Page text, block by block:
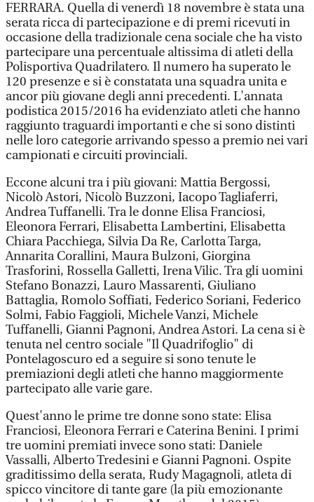
FERRARA. Quella di venerdì 18 novembre è stata una
serata ricca di partecipazione e di premi ricevuti in
occasione della tradizionale cena sociale che ha visto
partecipare una percentuale altissima di atleti della
Polisportiva Quadrilatero. Il numero ha superato le
120 presenze e si è constatata una squadra unita e
ancor più giovane degli anni precedenti. L'annata
podistica 2015/2016 ha evidenziato atleti che hanno
raggiunto traguardi importanti e che si sono distinti
nelle loro categorie arrivando spesso a premio nei vari
campionati e circuiti provinciali.
Eccone alcuni tra i più giovani: Mattia Bergossi,
Nicolò Astori, Nicolò Buzzoni, Iacopo Tagliaferri,
Andrea Tuffanelli. Tra le donne Elisa Franciosi,
Eleonora Ferrari, Elisabetta Lambertini, Elisabetta
Chiara Pacchiega, Silvia Da Re, Carlotta Targa,
Annarita Corallini, Maura Bulzoni, Giorgina
Trasforini, Rossella Galletti, Irena Vilic. Tra gli uomini
Stefano Bonazzi, Lauro Massarenti, Giuliano
Battaglia, Romolo Soffiati, Federico Soriani, Federico
Solmi, Fabio Faggioli, Michele Vanzi, Michele
Tuffanelli, Gianni Pagnoni, Andrea Astori. La cena si è
tenuta nel centro sociale "Il Quadrifoglio" di
Pontelagoscuro ed a seguire si sono tenute le
premiazioni degli atleti che hanno maggiormente
partecipato alle varie gare.
Quest'anno le prime tre donne sono state: Elisa
Franciosi, Eleonora Ferrari e Caterina Benini. I primi
tre uomini premiati invece sono stati: Daniele
Vassalli, Alberto Tredesini e Gianni Pagnoni. Ospite
graditissimo della serata, Rudy Magagnoli, atleta di
spicco vincitore di tante gare (la più emozionante